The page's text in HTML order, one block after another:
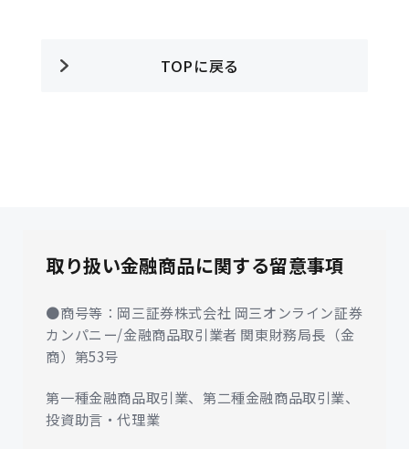
TOPに戻る
取り扱い金融商品に関する留意事項
●商号等：岡三証券株式会社 岡三オンライン証券
カンパニー/金融商品取引業者 関東財務局長（金
商）第53号
第一種金融商品取引業、第二種金融商品取引業、
投資助言・代理業